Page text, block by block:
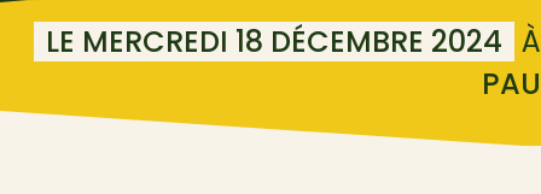
LE MERCREDI 18 DÉCEMBRE 2024 À
PAU